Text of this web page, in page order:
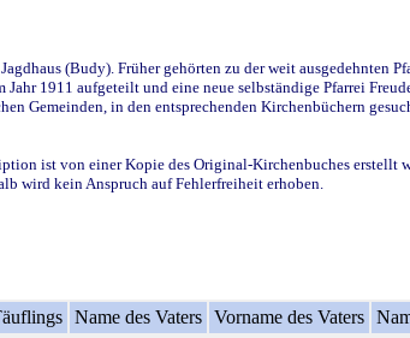
(Budy). Früher gehörten zu der weit ausgedehnten
1911 aufgeteilt und eine neue selbständige Pfarrei
in den entsprechenden Kirchenbüchern
ist von einer Kopie des Original-Kirchenbuches erstellt
wird kein Anspruch auf Fehlerfreiheit erhoben.
Name des Vaters Vorname des Vaters